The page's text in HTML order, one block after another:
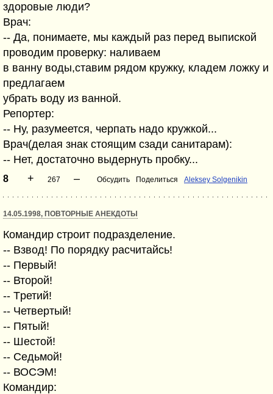
здоровые люди?
Врач:
-- Да, понимаете, мы каждый раз перед выпиской
проводим проверку: наливаем
в ванну воды,ставим рядом кружку, кладем ложку и
предлагаем
убрать воду из ванной.
Репортер:
-- Hу, разумеется, черпать надо кружкой...
Врач(делая знак стоящим сзади санитaрам):
-- Hет, достаточно выдернуть пробку...
8 + 267 – Обсудить Поделиться Aleksey Solgenikin
14.05.1998, ПОВТОРНЫЕ АНЕКДОТЫ
Командир строит подразделение.
-- Взвод! По поpядку pасчитайсь!
-- Пеpвый!
-- Втоpой!
-- Тpетий!
-- Четвеpтый!
-- Пятый!
-- Шестой!
-- Седьмой!
-- ВОСЭМ!
Командир: